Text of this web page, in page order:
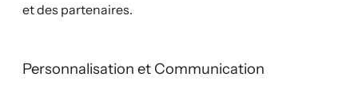
et des partenaires.
Personnalisation et Communication